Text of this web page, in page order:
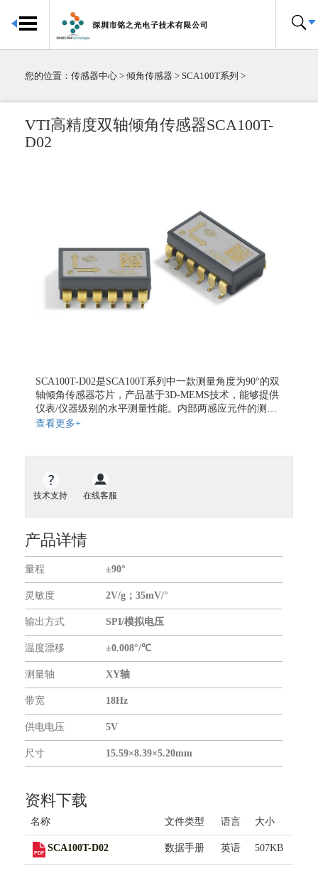
首页
加速度传感器
陀螺仪传感器
温度传感器
霍尔传感器
粉尘传感器
电流传感器
开关传感器
液位传感器
扭矩传感器
传感器仪表
GPS模块
GPS全向天线
关于我们
合作伙伴
联系我们
您的位置： 传感器中心 > 倾角传感器 > SCA100T系列 >
VTI高精度双轴倾角传感器SCA100T-
D02
SCA100T-D02是SCA100T系列中一款测量角度为90°的双
轴倾角传感器芯片，产品基于3D-MEMS技术，能够提供
仪表/仪器级别的水平测量性能。内部两感应元件的测量
轴平行于安装平面且相互正交，低温度漂移性、高分辨
查看更多+
技术支持 在线客服
产品详情
量程 ±90°
灵敏度 2V/g；35mV/°
输出方式 SPI/模拟电压
温度漂移 ±0.008°/℃
测量轴 XY轴
带宽 18Hz
供电电压 5V
尺寸 15.59×8.39×5.20mm
资料下载
名称 文件类型 语言 大小
SCA100T-D02 数据手册 英语 507KB